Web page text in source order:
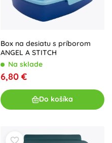
Box na desiatu s príborom
ANGEL A STITCH
Na sklade
6,80 €
Do košíka